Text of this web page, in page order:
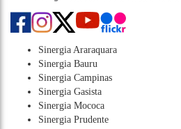
Sinergia Araraquara
Sinergia Bauru
Sinergia Campinas
Sinergia Gasista
Sinergia Mococa
Sinergia Prudente